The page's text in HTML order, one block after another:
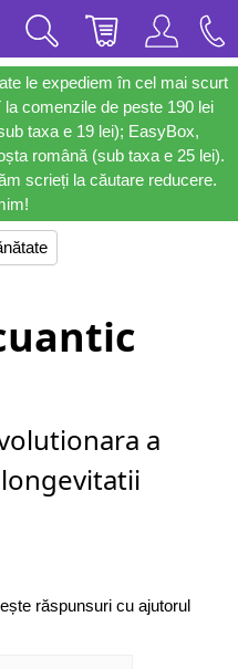
le expediem în cel mai scurt
comenzile de peste 190 lei
taxa e 19 lei); EasyBox,
română (sub taxa e 25 lei).
scrieți la căutare reducere.
a
răspunsuri cu ajutorul